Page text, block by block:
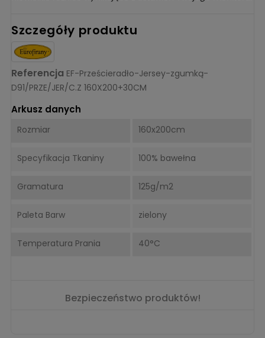
Szczegóły produktu
Referencja EF-Prześcieradło-Jersey-zgumką-
D91/PRZE/JER/C.Z 160X200+30CM
Arkusz danych
Rozmiar 160x200cm
Specyfikacja Tkaniny 100% bawełna
Gramatura 125g/m2
Paleta Barw zielony
Temperatura Prania 40°C
Bezpieczeństwo produktów!